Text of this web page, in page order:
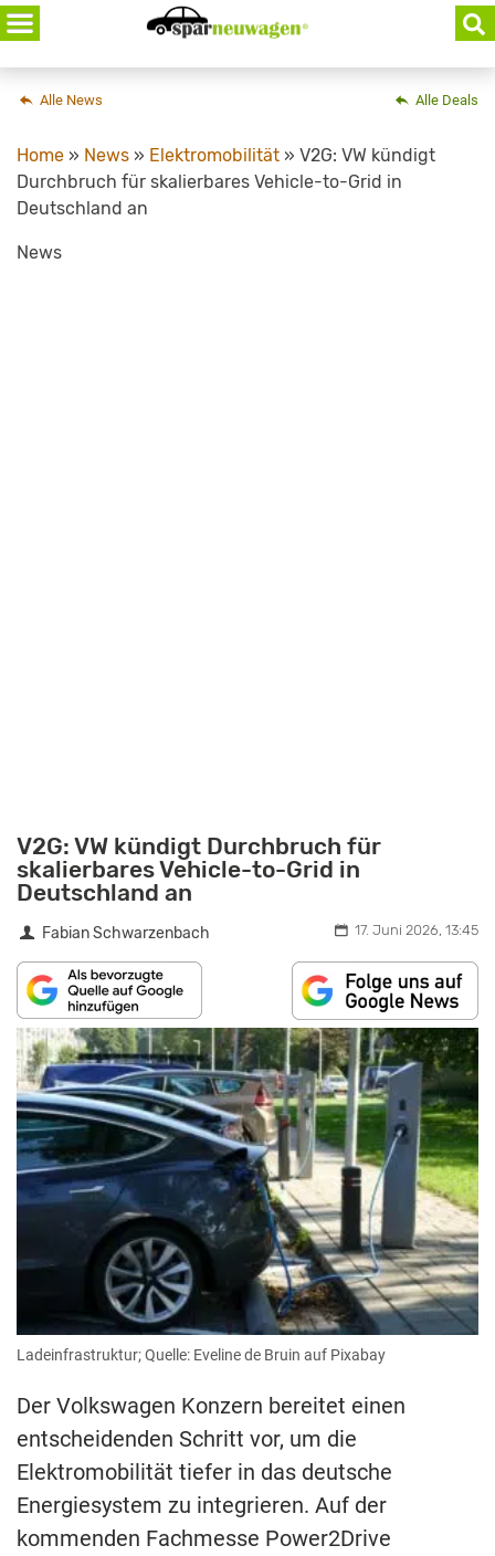
Skip
to
content
Alle Deals
Alle News
Home » News » Elektromobilität » V2G: VW kündigt
Durchbruch für skalierbares Vehicle-to-Grid in
Deutschland an
News
V2G: VW kündigt Durchbruch für
skalierbares Vehicle-to-Grid in
Deutschland an
Fabian Schwarzenbach 17. Juni 2026, 13:45
Ladeinfrastruktur; Quelle: Eveline de Bruin auf Pixabay
Der Volkswagen Konzern bereitet einen
entscheidenden Schritt vor, um die
Elektromobilität tiefer in das deutsche
Energiesystem zu integrieren. Auf der
kommenden Fachmesse Power2Drive